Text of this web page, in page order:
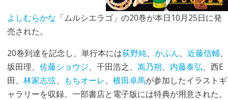
よしむらかな 「ムルシエラゴ」の20巻が本日10月25日に発
売された。
20巻到達を記念し、単行本には荻野純、 かふん、 近藤信輔、
坂田理、 佐藤ショウジ、千田浩之、 嵩乃朔、 内藤泰弘、西E
田、 林家志弦、 もちオーレ、 横田卓馬が参加したイラストギ
ャラリーを収録。一部書店と電子版には特典が用意された。